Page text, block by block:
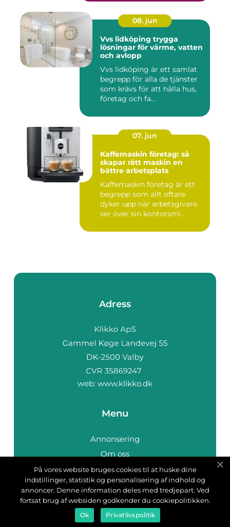
08. jun
Vvs lidköping trygga
lösningar för värme, vatten
och avlopp
Vvs lidköping är ett samlat
begrepp för alla de tjänster
som krävs för att hålla hus,
företag och fa...
07. jun
Kaffemaskin företag: så
skapar rätt maskin en
bättre arbetsplats
Kaffemaskin företag är ett
begrepp som allt oftare
dyker upp när arbetsgivare
ser över sin kontorsmi...
Adress
web: www.klikko.dk
Menu
Annonsering
Om oss
Cookies
Kontakta oss
Sitemap
På vores website bruges cookies til at huske dine
indstillinger, statistik og personalisering af indhold og
annoncer. Denne information deles med tredjepart. Ved
fortsat brug af websiden godkender du cookiepolitikken.
Ok Privatlivspolitik